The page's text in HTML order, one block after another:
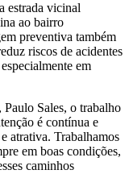
estrada vicinal
ao bairro
preventiva também
riscos de acidentes
em
Sales, o trabalho
é contínua e
atrativa. Trabalhamos
em boas condições,
caminhos